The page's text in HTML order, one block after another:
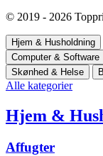
© 2019 - 2026
Hjem & Husholdning
Computer & Software
Skønhed & Helse
Alle kategorier
Hjem &
Affugter